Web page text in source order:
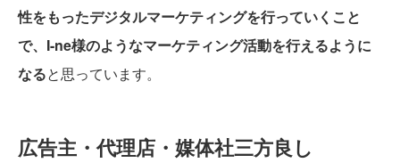
性をもったデジタルマーケティングを行っていくこと
で、I-ne様のようなマーケティング活動を行えるように
なると思っています。
広告主・代理店・媒体社三方良し